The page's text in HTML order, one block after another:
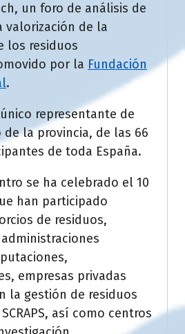
un foro de análisis de
valorización de la
los residuos
por la Fundación
.
representante de
la provincia, de las 66
de toda España.
se ha celebrado el 10
han participado
de residuos,
empresas privadas
la gestión de residuos
así como centros